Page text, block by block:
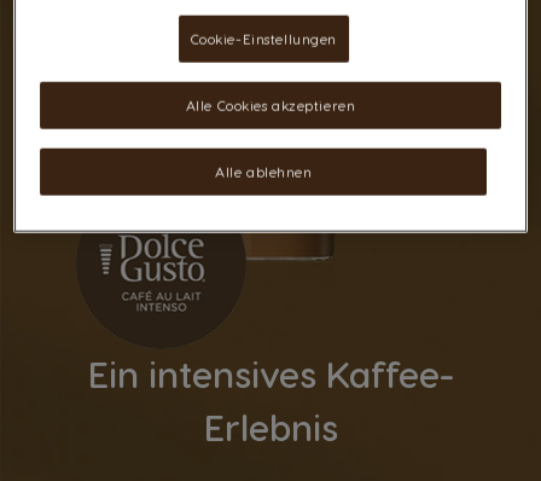
Ein intensives Kaffee-
Erlebnis
Cookie-Einstellungen
Alle ablehnen
Alle Cookies akzeptieren